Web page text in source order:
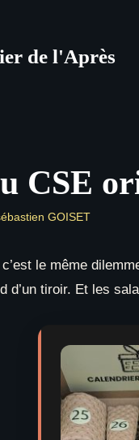
de l'Après
CSE
GOISET
le même
d’un tiroir. Et les